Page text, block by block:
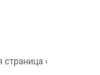
›